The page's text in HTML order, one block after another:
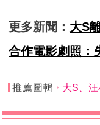
更多新聞： 大S
合作電影劇照：
推薦圖輯 大S、